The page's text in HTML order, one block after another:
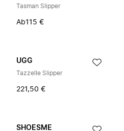
Tasman Slipper
Ab115 €
UGG
Tazzelle Slipper
221,50 €
SHOESME